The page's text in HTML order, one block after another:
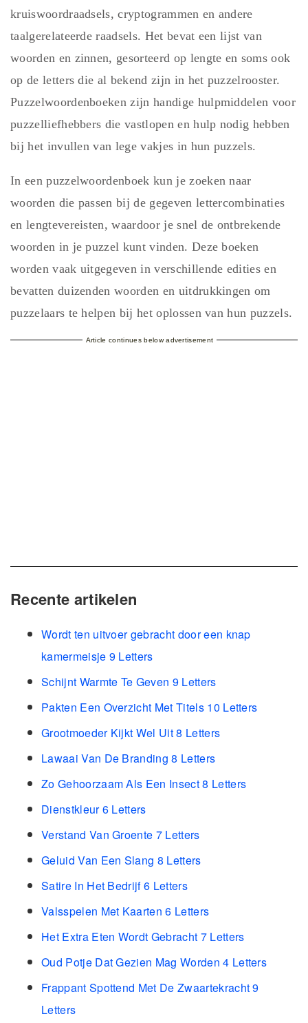
kruiswoordraadsels, cryptogrammen en andere
taalgerelateerde raadsels. Het bevat een lijst van
woorden en zinnen, gesorteerd op lengte en soms ook
op de letters die al bekend zijn in het puzzelrooster.
Puzzelwoordenboeken zijn handige hulpmiddelen voor
puzzelliefhebbers die vastlopen en hulp nodig hebben
bij het invullen van lege vakjes in hun puzzels.
In een puzzelwoordenboek kun je zoeken naar
woorden die passen bij de gegeven lettercombinaties
en lengtevereisten, waardoor je snel de ontbrekende
woorden in je puzzel kunt vinden. Deze boeken
worden vaak uitgegeven in verschillende edities en
bevatten duizenden woorden en uitdrukkingen om
puzzelaars te helpen bij het oplossen van hun puzzels.
Article continues below advertisement
Recente artikelen
Wordt ten uitvoer gebracht door een knap
kamermeisje 9 Letters
Schijnt Warmte Te Geven 9 Letters
Pakten Een Overzicht Met Titels 10 Letters
Grootmoeder Kijkt Wel Uit 8 Letters
Lawaai Van De Branding 8 Letters
Zo Gehoorzaam Als Een Insect 8 Letters
Dienstkleur 6 Letters
Verstand Van Groente 7 Letters
Geluid Van Een Slang 8 Letters
Satire In Het Bedrijf 6 Letters
Valsspelen Met Kaarten 6 Letters
Het Extra Eten Wordt Gebracht 7 Letters
Oud Potje Dat Gezien Mag Worden 4 Letters
Frappant Spottend Met De Zwaartekracht 9
Letters